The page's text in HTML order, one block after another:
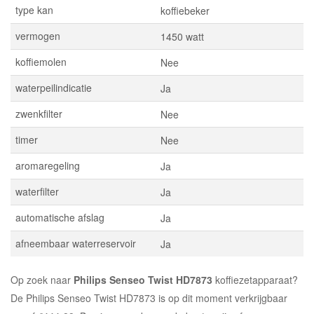
type kan
koffiebeker
vermogen
1450 watt
koffiemolen
Nee
waterpeilindicatie
Ja
zwenkfilter
Nee
timer
Nee
aromaregeling
Ja
waterfilter
Ja
automatische afslag
Ja
afneembaar waterreservoir
Ja
Op zoek naar Philips Senseo Twist HD7873 koffiezetapparaat?
De Philips Senseo Twist HD7873 is op dit moment verkrijgbaar